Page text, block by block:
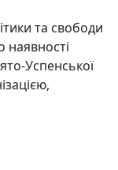
та свободи
наявності
Успенської